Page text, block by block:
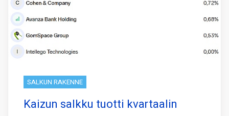
SALKUN RAKENNE
Kaizun salkku tuotti kvartaalin